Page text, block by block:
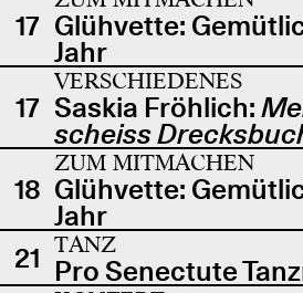
17 Glühvette:
Jahr
17
VERSCHIEDENES
Saskia Fröhlich:
scheiss
18
ZUM MITMACHEN
Glühvette:
Jahr
21 TANZ
Pro Senectute